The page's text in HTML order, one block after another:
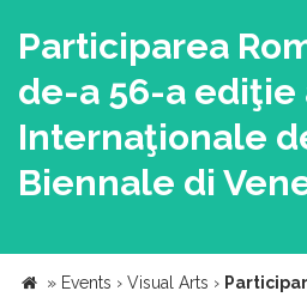
Participarea
de-a 56-a ediţie
Internaţionale
Biennale di
» Events › Visual Arts ›